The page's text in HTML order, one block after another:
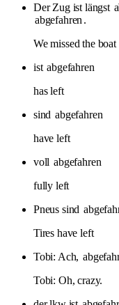
Der Zug ist längst
abgefahren .
We missed the
ist abgefahren
has left
sind abgefahren
have left
voll abgefahren
fully left
Pneus sind
Tires have left
Tobi: Ach,
Tobi: Oh, crazy.